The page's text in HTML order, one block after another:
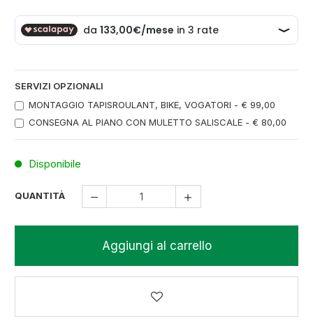
SERVIZI OPZIONALI
MONTAGGIO TAPISROULANT, BIKE, VOGATORI - € 99,00
CONSEGNA AL PIANO CON MULETTO SALISCALE - € 80,00
Disponibile
QUANTITÀ
Aggiungi al carrello